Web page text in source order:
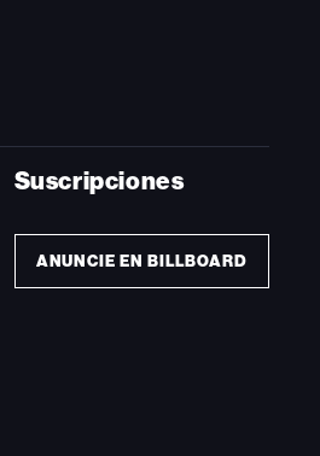
Suscripciones
ANUNCIE EN BILLBOARD